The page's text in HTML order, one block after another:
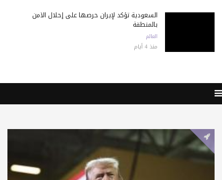
السعودية تؤكد لإيران حرصها على إحلال الأمن
بالمنطقة
العالم
منذ 4 أيام